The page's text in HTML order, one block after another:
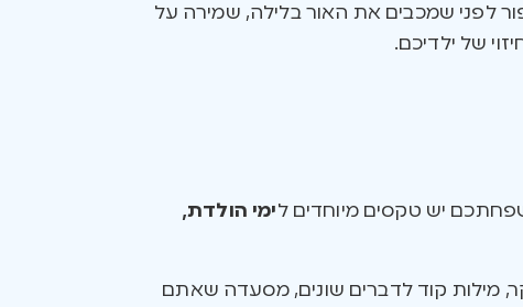
לפני שמכבים את האור בלילה, שמירה על
של ילדיכם.
יש טקסים מיוחדים לימי הולדת,
מילות קוד לדברים שונים, מסעדה שאתם